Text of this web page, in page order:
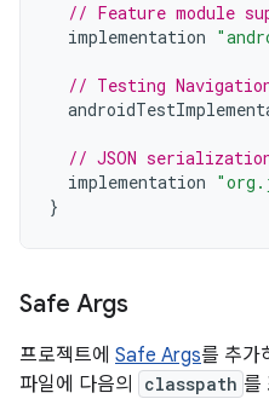
// Feature module
implementation
// Testing
// JSON
implementation
}
Safe Args
프로젝트에 Safe Args를 추가
파일에 다음의 classpath 를